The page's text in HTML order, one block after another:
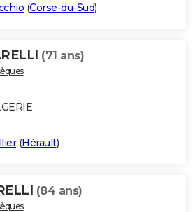
(Corse-du-Sud)
(71 ans)
(Hérault)
(84 ans)